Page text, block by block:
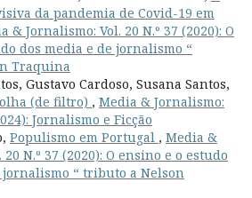
da pandemia de Covid-19 em
& Jornalismo: Vol. 20 N.º 37 (2020): O
dos media e de jornalismo “
Traquina
Gustavo Cardoso, Susana Santos,
(de filtro) , Media & Jornalismo:
Jornalismo e Ficção
Populismo em Portugal , Media &
N.º 37 (2020): O ensino e o estudo
jornalismo “ tributo a Nelson